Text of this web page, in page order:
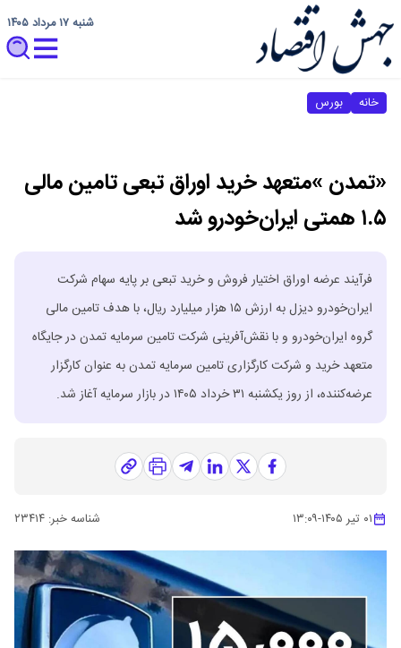
شنبه ۱۷ مرداد ۱۴۰۵
خانه بورس
«تمدن »متعهد خرید اوراق تبعی تامین مالی
۱.۵ همتی ایران‌خودرو شد
فرآیند عرضه اوراق اختیار فروش و خرید تبعی بر پایه سهام شرکت
ایران‌خودرو دیزل به ارزش ۱۵ هزار میلیارد ریال، با هدف تامین مالی
گروه ایران‌خودرو و با نقش‌آفرینی شرکت تامین سرمایه تمدن در جایگاه
متعهد خرید و شرکت کارگزاری تامین سرمایه تمدن به عنوان کارگزار
عرضه‌کننده، از روز یکشنبه ۳۱ خرداد ۱۴۰۵ در بازار سرمایه آغاز شد.
۰۱ تیر ۱۴۰۵ -۱۳:۰۹ شناسه خبر: ۲۳۴۱۴